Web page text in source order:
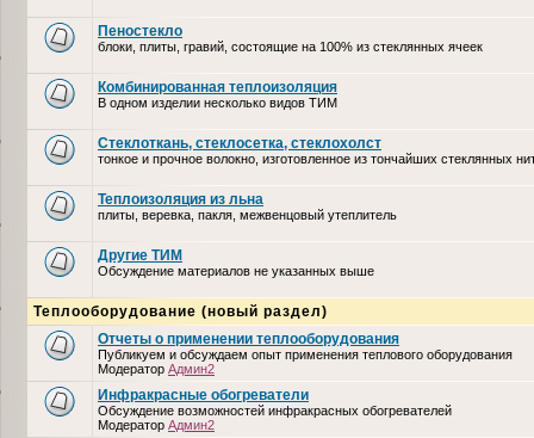
Пеностекло
блоки, плиты, гравий, состоящие на 100% из стеклянных ячеек
Комбинированная теплоизоляция
В одном изделии несколько видов ТИМ
Стеклоткань, стеклосетка, cтеклохолст
тонкое и прочное волокно, изготовленное из тончайших стеклянных
Теплоизоляция из льна
плиты, веревка, пакля, межвенцовый утеплитель
Другие ТИМ
Обсуждение материалов не указанных выше
Теплооборудование (новый раздел)
Отчеты о применении теплооборудования
Публикуем и обсуждаем опыт применения теплового оборудования
Модератор Админ2
Инфракрасные обогреватели
Обсуждение возможностей инфракрасных обогревателей
Модератор Админ2